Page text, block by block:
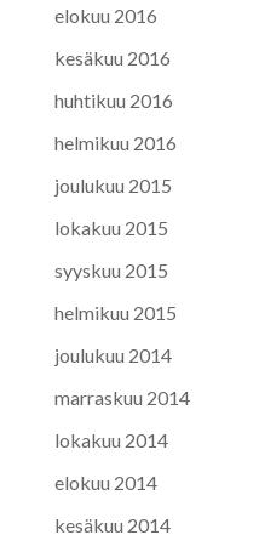
elokuu 2016
kesäkuu 2016
huhtikuu 2016
helmikuu 2016
joulukuu 2015
lokakuu 2015
syyskuu 2015
helmikuu 2015
joulukuu 2014
marraskuu 2014
lokakuu 2014
elokuu 2014
kesäkuu 2014